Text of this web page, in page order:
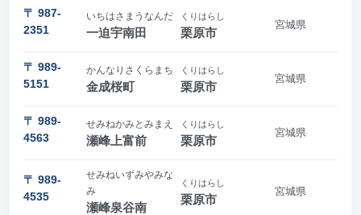
〒 987-
2351
いちはさまうなんだ
一迫宇南田
くりはらし
栗原市
宮城県
〒 989-
5151
かんなりさくらまち
金成桜町
くりはらし
栗原市
宮城県
〒 989-
4563
せみねかみとみまえ
瀬峰上富前
くりはらし
栗原市
宮城県
〒 989-
4535
せみねいずみやみな
み
瀬峰泉谷南
くりはらし
栗原市
宮城県